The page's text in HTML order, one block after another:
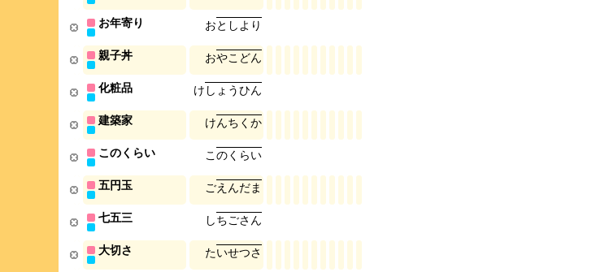
お年寄り おと し よ り
親子丼 おやこ どん
化粧品 け し ょ うひん
建築家 けんち く か
このくらい こ のく らい
五円玉 ごえ んだま
七五三 しちごさ ん
大切さ たいせつさ